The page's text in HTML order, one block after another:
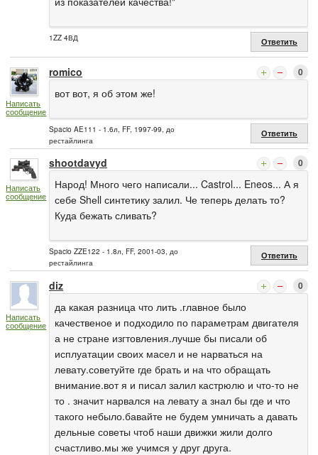
1ZZ 4ВД Ответить
Написать
сообщение
romico 0
вот вот, я об этом же!
Spacio AE111 - 1.6л, FF, 1997-99, до
рестайлинга
Ответить
Написать
сообщение
shootdavyd 0
Народ! Много чего написали... Castrol... Eneos... А я
себе Shеll синтетику залил. Че теперь делать то?
Куда бежать сливать?
Spacio ZZE122 - 1.8л, FF, 2001-03, до
рестайлинга
Ответить
Написать
сообщение
diz 0
да какая разница что лить .главное было
качественое и подходило по параметрам двигателя
а не стране изгтовления.лучше бы писали об
исплуатации своих масел и не нарваться на
левату.советуйте где брать и на что обращать
внимание.вот я и писал залил кастрюлю и что-то не
то . значит нарвался на левату а знал бы где и что
такого небыло.бавайте не будем умничать а давать
дельные советы чтоб наши движки жили долго
счастливо.мы же учимся у друг друга.